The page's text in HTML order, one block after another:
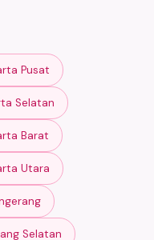
Pusat
Selatan
Barat
Utara
Selatan